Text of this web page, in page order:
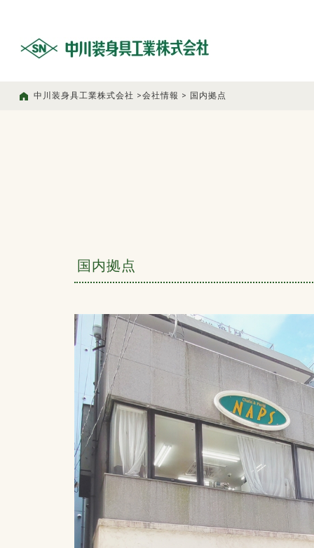
中川装身具工業株式会社 >会社情報 > 国内拠点
国内拠点